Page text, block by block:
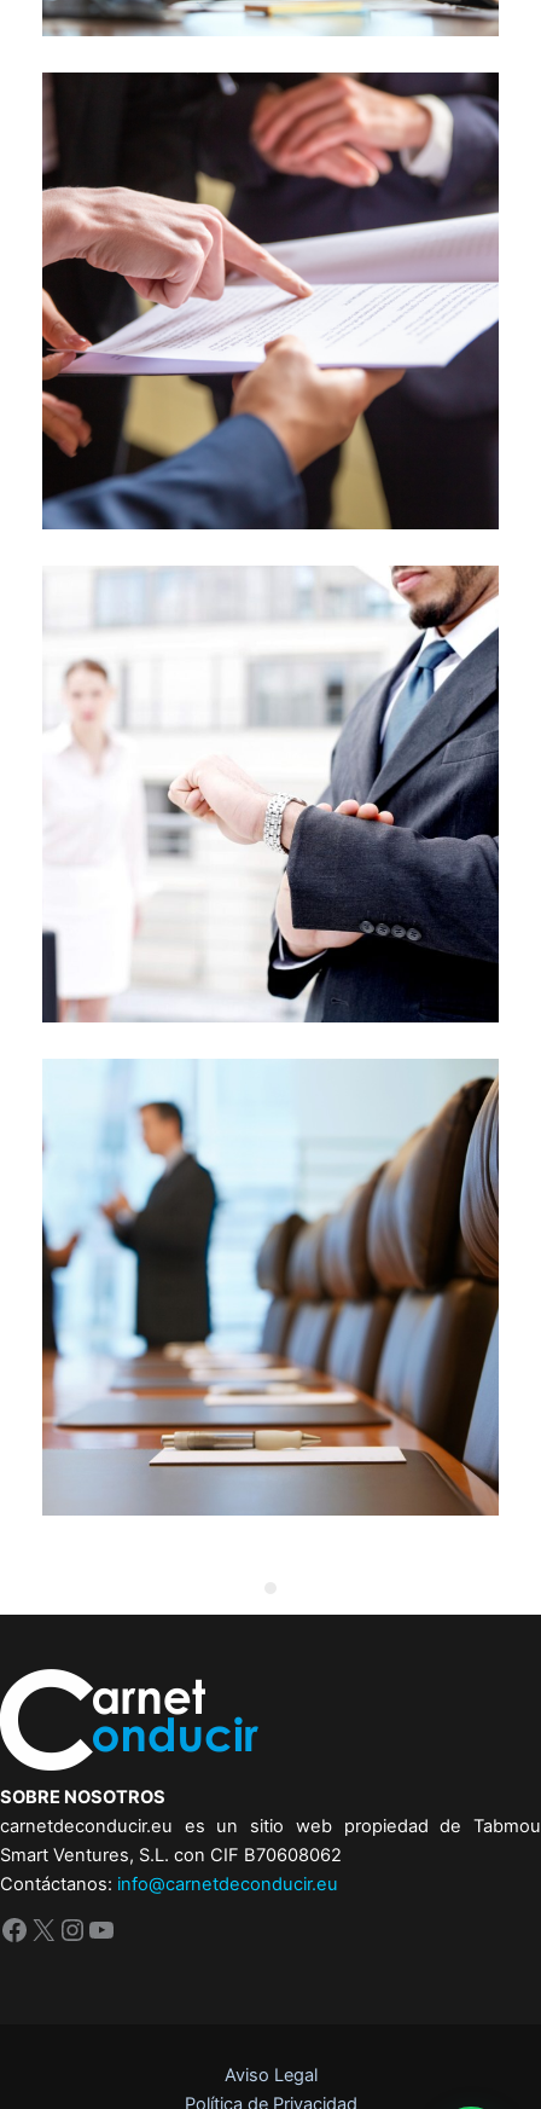
22/01/2025
Informe de un vehículo: Todo lo
que debes saber
22/01/2025
¿Cuándo prescriben las deudas
de empresas?
21/01/2025
Cómo vender una empresa con
deudas. ¿Es legal?
SOBRE NOSOTROS
carnetdeconducir.eu es un sitio web propiedad de Tabmou
Smart Ventures, S.L. con CIF B70608062
Contáctanos: info@carnetdeconducir.eu
Facebook
X Instagram
YouTube
Aviso Legal
Política de Privacidad